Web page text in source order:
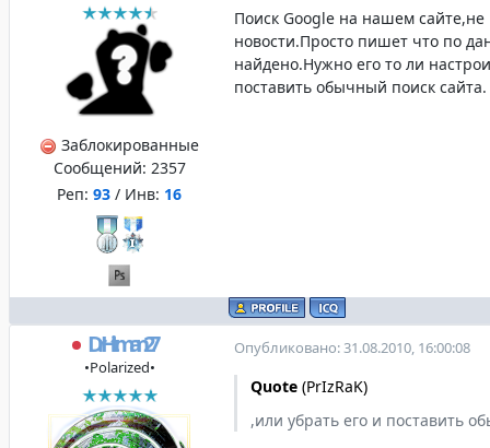
Заблокированные
Сообщений: 2357
Реп: 93 / Инв: 16
Поиск Google на нашем
новости.Просто пишет что по
найдено.Нужно его то ли
поставить обычный поиск сайта.
DrHitman27
•Polarized•
Опубликовано: 31.08.2010, 16:00:08
Quote (PrIzRaK)
,или убрать его и поставить